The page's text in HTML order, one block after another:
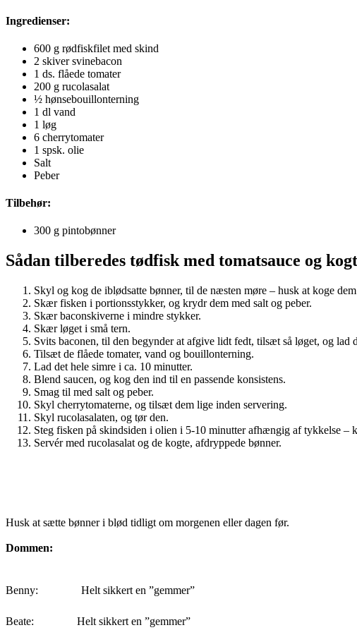
Ingredienser:
600 g rødfiskfilet med skind
2 skiver svinebacon
1 ds. flåede tomater
200 g rucolasalat
½ hønsebouillonterning
1 dl vand
1 løg
6 cherrytomater
1 spsk. olie
Salt
Peber
Tilbehør:
300 g pintobønner
Sådan tilberedes tødfisk med tomatsauce og
Skyl og kog de iblødsatte bønner, til de næsten møre – husk at koge
Skær fisken i portionsstykker, og krydr dem med salt og peber.
Skær baconskiverne i mindre stykker.
Skær løget i små tern.
Svits baconen, til den begynder at afgive lidt fedt, tilsæt så løget, og lad
Tilsæt de flåede tomater, vand og bouillonterning.
Lad det hele simre i ca. 10 minutter.
Blend saucen, og kog den ind til en passende konsistens.
Smag til med salt og peber.
Skyl cherrytomaterne, og tilsæt dem lige inden servering.
Skyl rucolasalaten, og tør den.
Steg fisken på skindsiden i olien i 5-10 minutter afhængig af tykkelse –
Servér med rucolasalat og de kogte, afdryppede bønner.
Husk at sætte bønner i blød tidligt om morgenen eller dagen før.
Dommen:
Benny: Helt sikkert en ”gemmer”
Beate: Helt sikkert en ”gemmer”